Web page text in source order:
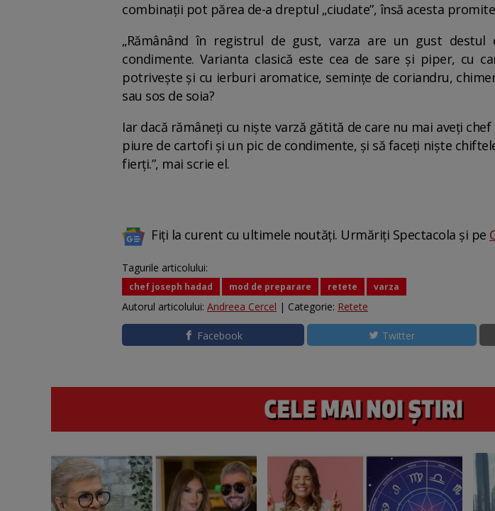
combinații pot părea de-a dreptul „ciudate”, însă acesta
„Rămânând în registrul de gust, varza are un gust
condimente. Varianta clasică este cea de sare și piper, cu
potrivește și cu ierburi aromatice, semințe de coriandru,
sau sos de soia?
Iar dacă rămâneți cu niște varză gătită de care nu mai aveți
piure de cartofi și un pic de condimente, și să faceți niște
fierți.”, mai scrie el.
Fiți la curent cu ultimele noutăți. Urmăriți Spectacola și pe
Tagurile articolului:
chef joseph hadad mod de preparare retete varza
Autorul articolului: Andreea Cercel | Categorie: Retete
Facebook Twitter